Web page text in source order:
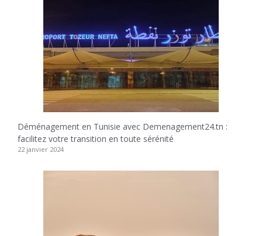
Déménagement en Tunisie avec Demenagement24.tn :
facilitez votre transition en toute sérénité
22 janvier 2024